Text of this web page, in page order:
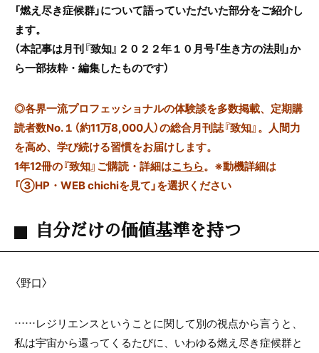
「燃え尽き症候群」について語っていただいた部分をご紹介し
ます。
（本記事は月刊『致知』２０２２年１０月号「生き方の法則」か
ら一部抜粋・編集したものです）
◎各界一流プロフェッショナルの体験談を多数掲載、定期購
読者数No.１（約11万8,000人）の総合月刊誌『致知』。人間力
を高め、学び続ける習慣をお届けします。
1年12冊の『致知』ご購読・詳細はこちら。 ※動機詳細は
「③HP・WEB chichiを見て」を選択ください
自分だけの価値基準を持つ
〈野口〉
……レジリエンスということに関して別の視点から言うと、
私は宇宙から還ってくるたびに、いわゆる燃え尽き症候群と